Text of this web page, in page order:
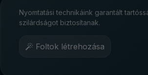
Nyomtatási technikáink garantált
szilárdságot biztosítanak.
Foltok létrehozása